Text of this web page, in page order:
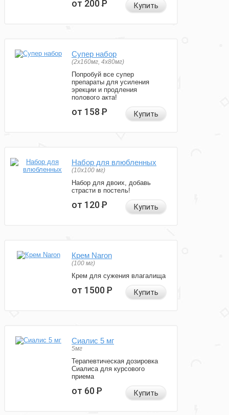
от 200Р Купить
Супер набор
(2х160мг, 4х80мг)
Попробуй все супер
препараты для усиления
эрекции и продления
полового акта!
от 158Р Купить
Набор для влюбленных
(10х100 мг)
Набор для двоих, добавь
страсти в постель!
от 120Р Купить
Крем Naron
(100 мг)
Крем для сужения влагалища
от 1500Р Купить
Сиалис 5 мг
5мг
Терапевтическая дозировка
Сиалиса для курсового
приема
от 60Р Купить